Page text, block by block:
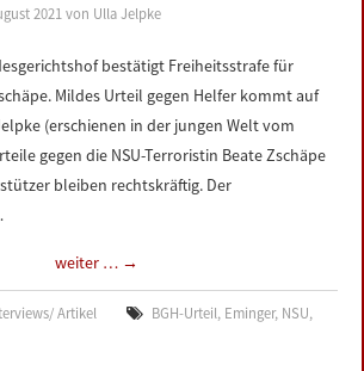
2021von Ulla Jelpke
bestätigt Freiheitsstrafe für
Mildes Urteil gegen Helfer kommt auf
(erschienen in der jungen Welt vom
gegen die NSU-Terroristin Beate Zschäpe
bleiben rechtskräftig. Der
weiter … →
Artikel BGH-Urteil, Eminger, NSU,